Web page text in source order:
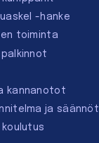
-hanke
toiminta
kannanotot
ja säännöt